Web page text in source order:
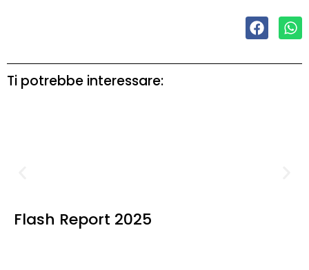
Ti potrebbe interessare:
Flash Report 2025